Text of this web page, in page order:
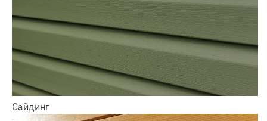
Сайдинг